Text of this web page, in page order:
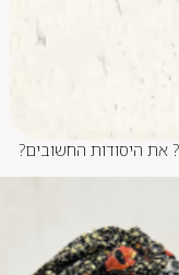
נעימה.
החשובים?